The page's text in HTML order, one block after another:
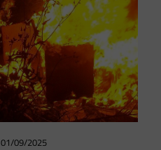
01/09/2025